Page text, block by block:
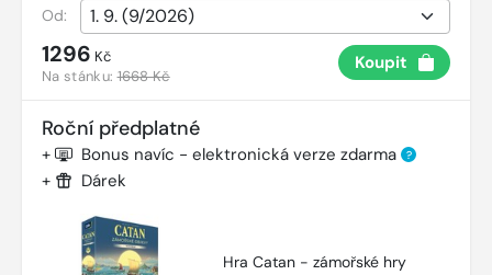
Od:
1296 Kč
Na stánku:1668 Kč
Koupit
Roční předplatné
+ Bonus navíc - elektronická verze zdarma ?
+ Dárek
Hra Catan - zámořské hry